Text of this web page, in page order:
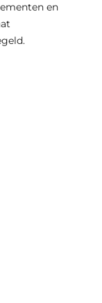
en